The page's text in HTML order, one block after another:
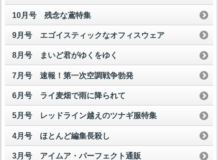
10月号 残念な鳶特集
9月号 エゴイスティックなオフィスウェア
8月号 まいど君がゆくをゆく
7月号 速報！第一次空調戦争勃発
6月号 ライ麦畑で雨に降られて
5月号 レッドライン越えのツナギ服特集
4月号 ほとんど編集長殺し
3月号 アイムア・パーフェクト通販